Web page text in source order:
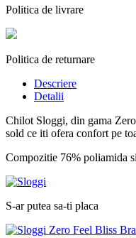
Politica de livrare
Politica de returnare
Descriere
Detalii
Chilot Sloggi, din gama
sold ce iti ofera confort pe
Compozitie 76% poliamida
S-ar putea sa-ti placa